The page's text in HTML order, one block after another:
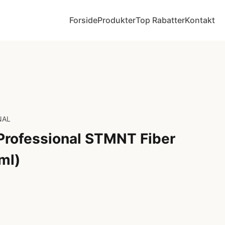
ForsideProdukterTop RabatterKontakt
STMNT Fiber